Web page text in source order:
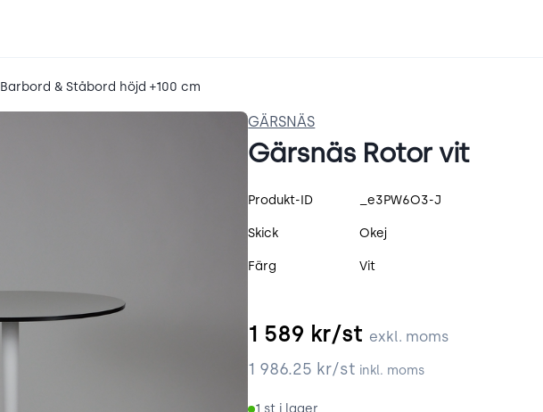
Barbord & Ståbord höjd +100 cm
GÄRSNÄS
Gärsnäs Rotor vit
Produktspecifikation
Produkt-ID _e3PW6O3-J
Skick Okej
Färg Vit
1 589 kr/st exkl. moms
1 986.25 kr/st inkl. moms
1 st i lager